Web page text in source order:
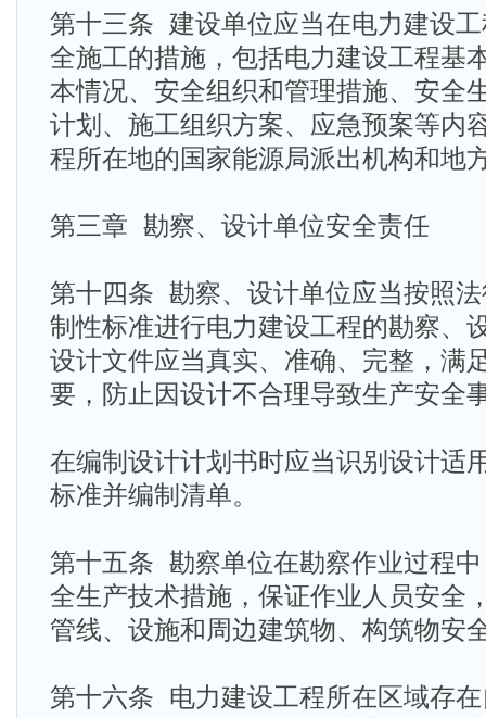
第十三条 建设单位应当在电力建设
全施工的措施，包括电力建设工程基
本情况、安全组织和管理措施、安全
计划、施工组织方案、应急预案等内
程所在地的国家能源局派出机构和地
第三章 勘察、设计单位安全责任
第十四条 勘察、设计单位应当按照
制性标准进行电力建设工程的勘察、
设计文件应当真实、准确、完整，满
要，防止因设计不合理导致生产安全
在编制设计计划书时应当识别设计适
标准并编制清单。
第十五条 勘察单位在勘察作业过程
全生产技术措施，保证作业人员安全
管线、设施和周边建筑物、构筑物安
第十六条 电力建设工程所在区域存